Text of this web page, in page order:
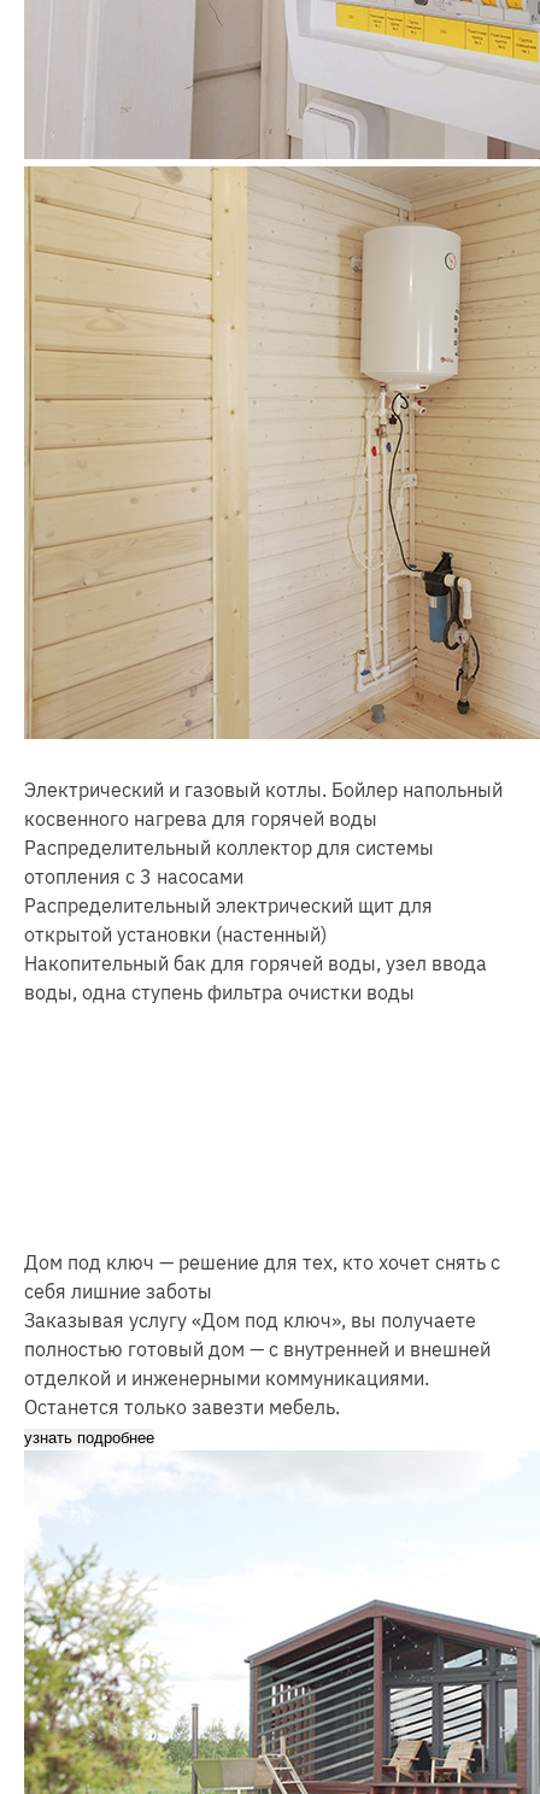
Электрический и газовый котлы. Бойлер напольный
косвенного нагрева для горячей воды
Распределительный коллектор для системы
отопления с 3 насосами
Распределительный электрический щит для
открытой установки (настенный)
Накопительный бак для горячей воды, узел ввода
воды, одна ступень фильтра очистки воды
Дом под ключ — решение для тех, кто хочет снять с
себя лишние заботы
Заказывая услугу «Дом под ключ», вы получаете
полностью готовый дом — с внутренней и внешней
отделкой и инженерными коммуникациями.
Останется только завезти мебель.
узнать подробнее